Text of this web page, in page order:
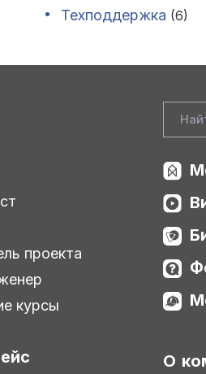
Техподдержка (6)
проекта
курсы
О